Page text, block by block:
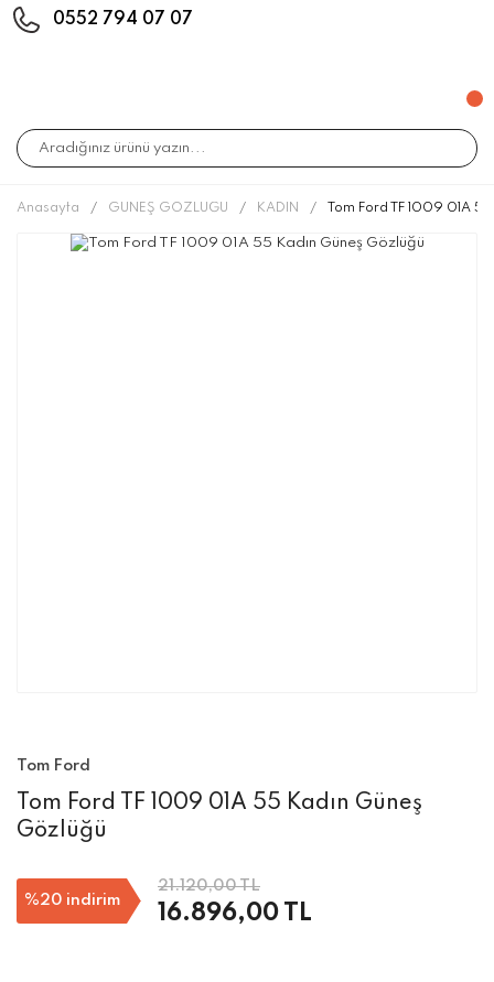
0552 794 07 07
Anasayfa GÜNEŞ GÖZLÜĞÜ KADIN Tom Ford TF 1009 01A
Tom Ford
Tom Ford TF 1009 01A 55 Kadın Güneş
Gözlüğü
%20 indirim
21.120,00 TL
16.896,00 TL